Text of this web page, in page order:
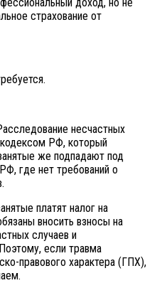
страхование от
несчастных
РФ, который
же подпадают под
где нет требований о
платят налог на
вносить взносы на
случаев и
если травма
правового характера (ГПХ),